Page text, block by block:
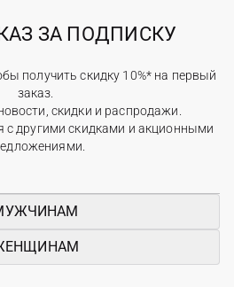
ЗА ПОДПИСКУ
получить скидку 10%* на первый
заказ.
скидки и распродажи.
с другими скидками и акционными